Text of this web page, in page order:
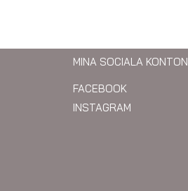
MINA SOCIALA KONTON
FACEBOOK
INSTAGRAM